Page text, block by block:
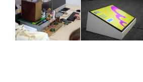
Oprema
Galerije